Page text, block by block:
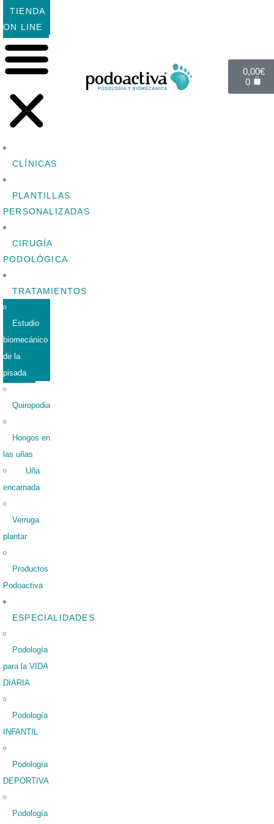
TIENDA
ON LINE
CLÍNICAS
PLANTILLAS
PERSONALIZADAS
CIRUGÍA
PODOLÓGICA
TRATAMIENTOS
Estudio
biomecánico
de la
pisada
Quiropodia
Hongos en
las uñas
Uña
encarnada
Verruga
plantar
Productos
Podoactiva
ESPECIALIDADES
Podología
para la VIDA
DIARIA
Podología
INFANTIL
Podología
DEPORTIVA
Podología
0,00€
0